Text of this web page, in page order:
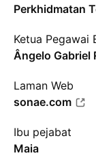
Perkhidmatan
Ketua Pegawai
Ângelo Gabriel
Laman Web
sonae.com
Ibu pejabat
Maia